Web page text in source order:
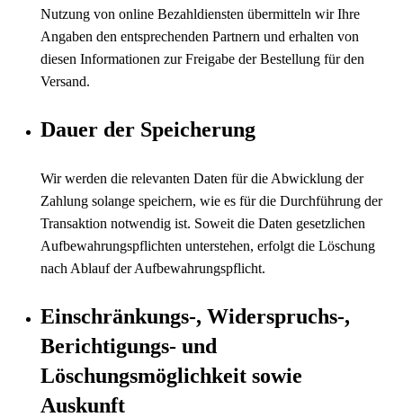
Nutzung von online Bezahldiensten übermitteln wir Ihre
Angaben den entsprechenden Partnern und erhalten von
diesen Informationen zur Freigabe der Bestellung für den
Versand.
Dauer der Speicherung
Wir werden die relevanten Daten für die Abwicklung der
Zahlung solange speichern, wie es für die Durchführung der
Transaktion notwendig ist. Soweit die Daten gesetzlichen
Aufbewahrungspflichten unterstehen, erfolgt die Löschung
nach Ablauf der Aufbewahrungspflicht.
Einschränkungs-, Widerspruchs-,
Berichtigungs- und
Löschungsmöglichkeit sowie
Auskunft